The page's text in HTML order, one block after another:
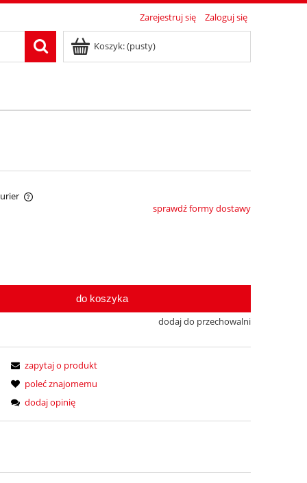
Zarejestruj się Zaloguj się
Koszyk:(pusty)
sprawdź formy dostawy
do koszyka
dodaj do przechowalni
zapytaj o produkt
poleć znajomemu
dodaj opinię